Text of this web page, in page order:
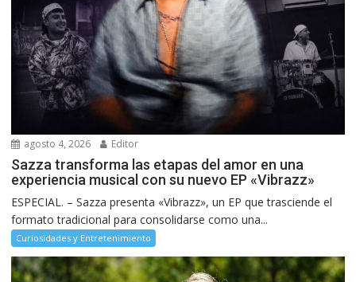
agosto 4, 2026 Editor
Sazza transforma las etapas del amor en una
experiencia musical con su nuevo EP «Vibrazz»
ESPECIAL. – Sazza presenta «Vibrazz», un EP que trasciende el
formato tradicional para consolidarse como una...
Curiosidades y Entretenimiento